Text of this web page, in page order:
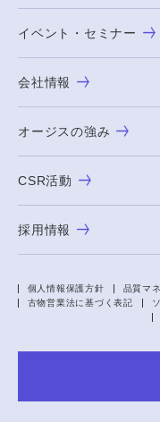
イベント・セミナー
会社情報
オージスの強み
CSR活動
採用情報
個人情報保護方針 品質マ
古物営業法に基づく表記